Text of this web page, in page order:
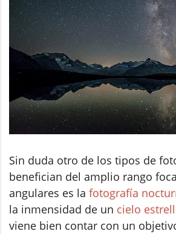
Sin duda otro de los tipos de
benefician del amplio rango
angulares es la fotografía
la inmensidad de un cielo
viene bien contar con un